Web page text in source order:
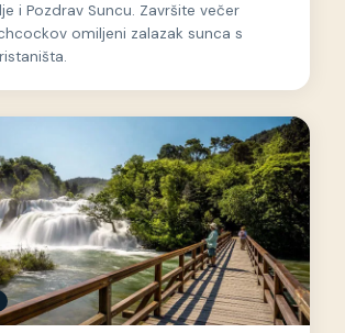
i Pozdrav Suncu. Završite večer
omiljeni zalazak sunca s